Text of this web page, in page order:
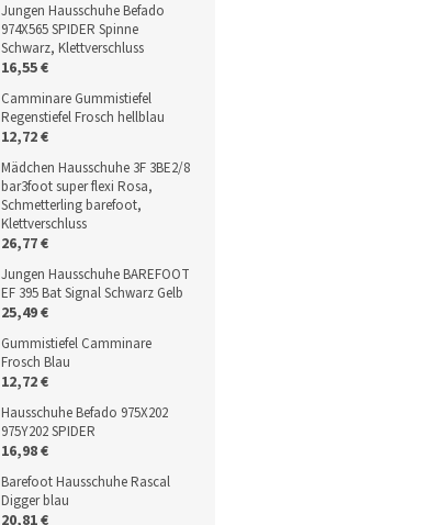
Jungen Hausschuhe Befado
974X565 SPIDER Spinne
Schwarz, Klettverschluss
16,55 €
Camminare Gummistiefel
Regenstiefel Frosch hellblau
12,72 €
Mädchen Hausschuhe 3F 3BE2/8
bar3foot super flexi Rosa,
Schmetterling barefoot,
Klettverschluss
26,77 €
Jungen Hausschuhe BAREFOOT
EF 395 Bat Signal Schwarz Gelb
25,49 €
Gummistiefel Camminare
Frosch Blau
12,72 €
Hausschuhe Befado 975X202
975Y202 SPIDER
16,98 €
Barefoot Hausschuhe Rascal
Digger blau
20,81 €